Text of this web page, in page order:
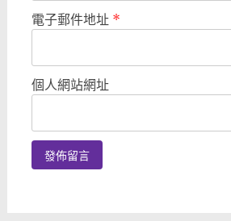
電子郵件地址 *
個人網站網址